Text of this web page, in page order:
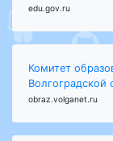
edu.gov.ru
Комитет
Волгоградской
obraz.volganet.ru